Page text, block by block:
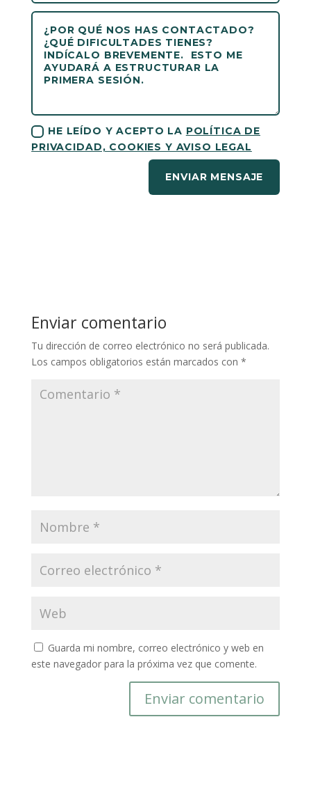
HE LEÍDO Y ACEPTO LA POLÍTICA DE
PRIVACIDAD, COOKIES Y AVISO LEGAL
ENVIAR MENSAJE
Enviar comentario
Tu dirección de correo electrónico no será publicada.
Los campos obligatorios están marcados con *
Guarda mi nombre, correo electrónico y web en
este navegador para la próxima vez que comente.